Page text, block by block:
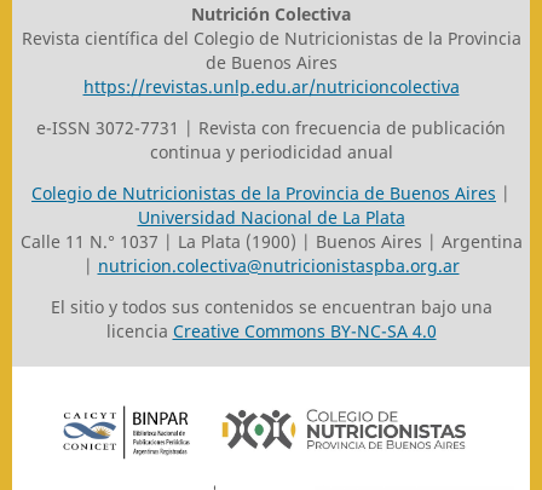
Nutrición Colectiva
Revista científica del Colegio de Nutricionistas de la Provincia
de Buenos Aires
https://revistas.unlp.edu.ar/nutricioncolectiva
e-ISSN 3072-7731 | Revista con frecuencia de publicación
continua y periodicidad anual
Colegio de Nutricionistas de la Provincia de Buenos Aires |
Universidad Nacional de La Plata
Calle 11 N.° 1037 | La Plata (1900) | Buenos Aires | Argentina
| nutricion.colectiva@nutricionistaspba.org.ar
El sitio y todos sus contenidos se encuentran bajo una
licencia Creative Commons BY-NC-SA 4.0